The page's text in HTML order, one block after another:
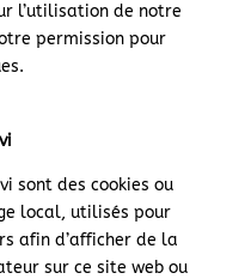
l’utilisation de notre
permission pour
sont des cookies ou
local, utilisés pour
afin d’afficher de la
sur ce site web ou